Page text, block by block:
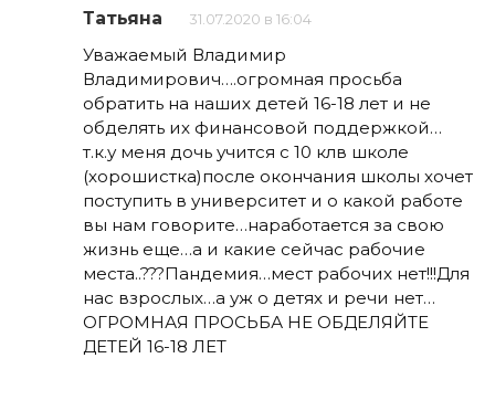
Татьяна 31.07.2020 в 16:04
Уважаемый Владимир
Владимирович….огромная просьба
обратить на наших детей 16-18 лет и не
обделять их финансовой поддержкой…
т.к.у меня дочь учится с 10 клв школе
(хорошистка)после окончания школы хочет
поступить в университет и о какой работе
вы нам говорите…наработается за свою
жизнь еще…а и какие сейчас рабочие
места..???Пандемия…мест рабочих нет!!!Для
нас взрослых…а уж о детях и речи нет…
ОГРОМНАЯ ПРОСЬБА НЕ ОБДЕЛЯЙТЕ
ДЕТЕЙ 16-18 ЛЕТ